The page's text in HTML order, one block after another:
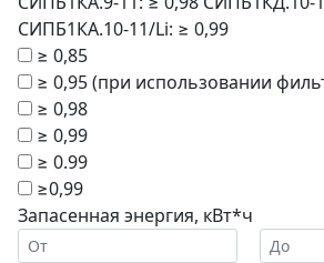
СИПБ1КА.10-11/Li: ≥ 0,99
≥ 0,85
≥ 0,95 (при использовании
≥ 0,98
≥ 0,99
≥ 0.99
≥0,99
Запасенная энергия, кВт*ч